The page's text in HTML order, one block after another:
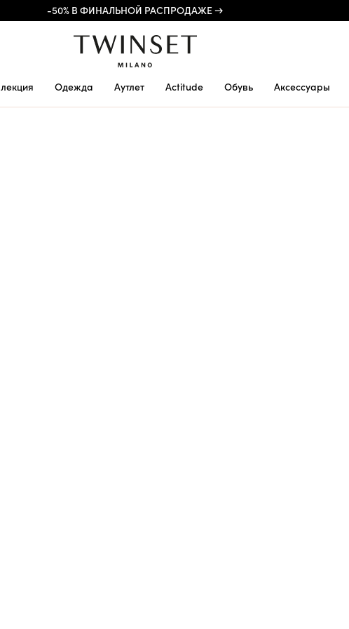
-50% В ФИНАЛЬНОЙ РАСПРОДАЖЕ →
Одежда Аутлет Actitude Обувь Аксессуары